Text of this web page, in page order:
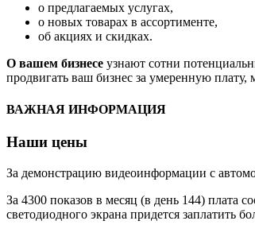
о предлагаемых услугах,
о новых товарах в ассортименте,
об акциях и скидках.
О вашем бизнесе узнают сотни
продвигать ваш бизнес за умеренную
ВАЖНАЯ ИНФОРМАЦИЯ
Наши цены
За демонстрацию видеоинформации с
За 4300 показов в месяц (в день 144) плата
светодиодного экрана придется заплатить